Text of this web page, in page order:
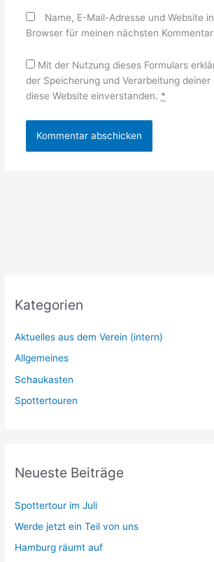
Name, E-Mail-Adresse und Website
Browser für meinen nächsten
Mit der Nutzung dieses Formulars
der Speicherung und Verarbeitung deiner
diese Website einverstanden. *
Kategorien
Aktuelles aus dem Verein (intern)
Allgemeines
Schaukasten
Spottertouren
Neueste Beiträge
Spottertour im Juli
Werde jetzt ein Teil von uns
Hamburg räumt auf